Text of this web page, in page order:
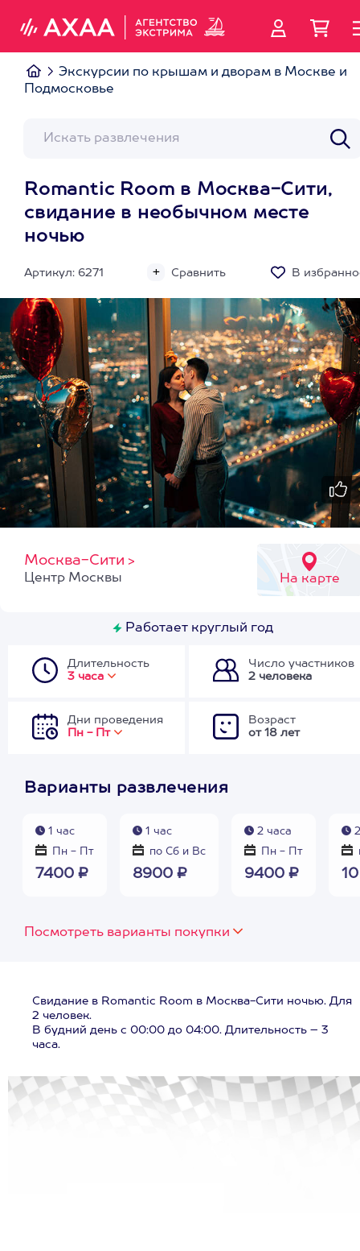
Экскурсии по крышам и дворам в Москве и
Подмосковье
Romantic Room в Москва-Сити,
свидание в необычном месте
ночью
Артикул: 6271 Сравнить В
Москва-Сити >
На карте
Центр Москвы
Работает круглый год
Длительность
3 часа
Число участников
2 человека
Дни проведения
Пн - Пт
Возраст
от 18 лет
Варианты развлечения
1 час
Пн - Пт
7400 ₽
1 час
по Сб и Вс
8900 ₽
2 часа
Пн - Пт
9400 ₽
Посмотреть варианты покупки
Свидание в Romantic Room в Москва-Сити ночью. Для
2 человек.
В будний день с 00:00 до 04:00. Длительность – 3
часа.